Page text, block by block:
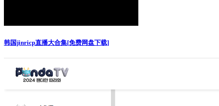
韩国jinricp直播大合集[免费网盘下载]